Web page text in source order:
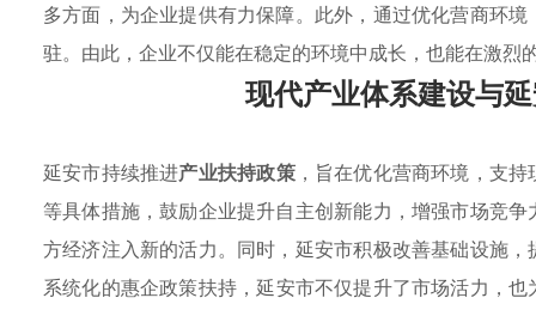
多方面，为企业提供有力保障。此外，通过优化营商环
驻。由此，企业不仅能在稳定的环境中成长，也能在激
现代产业体系建设与
延安市持续推进产业扶持政策，旨在优化营商环境，支
等具体措施，鼓励企业提升自主创新能力，增强市场竞
方经济注入新的活力。同时，延安市积极改善基础设施
系统化的惠企政策扶持 ，延安市不仅提升了市场活力，